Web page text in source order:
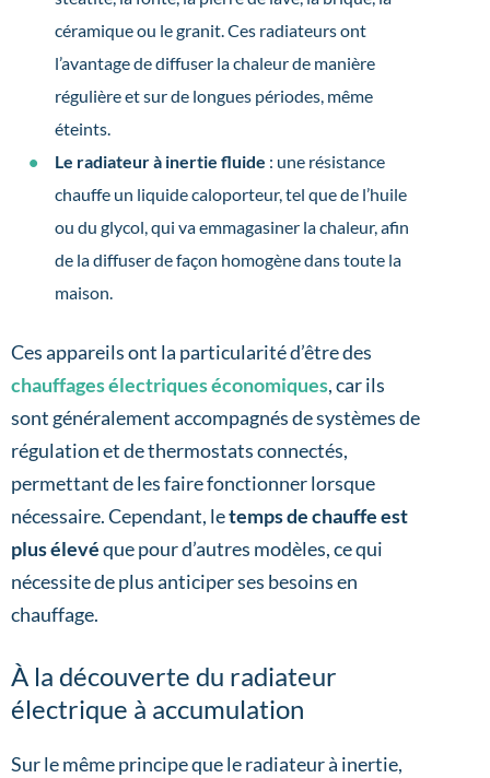
céramique ou le granit. Ces radiateurs ont
l’avantage de diffuser la chaleur de manière
régulière et sur de longues périodes, même
éteints.
Le radiateur à inertie fluide : une résistance
chauffe un liquide caloporteur, tel que de l’huile
ou du glycol, qui va emmagasiner la chaleur, afin
de la diffuser de façon homogène dans toute la
maison.
Ces appareils ont la particularité d’être des
chauffages électriques économiques, car ils
sont généralement accompagnés de systèmes de
régulation et de thermostats connectés,
permettant de les faire fonctionner lorsque
nécessaire. Cependant, letemps de chauffe est
plus élevéque pour d’autres modèles, ce qui
nécessite de plus anticiper ses besoins en
chauffage.
À la découverte du radiateur
électrique à accumulation
Sur le même principe que le radiateur à inertie,